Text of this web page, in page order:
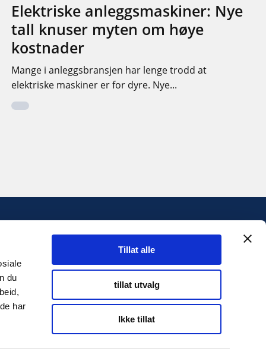
du
har
Tillat alle
tillat utvalg
Ikke tillat
Elektriske anleggsmaskiner: Nye
tall knuser myten om høye
kostnader
Mange i anleggsbransjen har lenge trodd at
elektriske maskiner er for dyre. Nye...
INFORMASJON
Cookies informasjon
Twitter